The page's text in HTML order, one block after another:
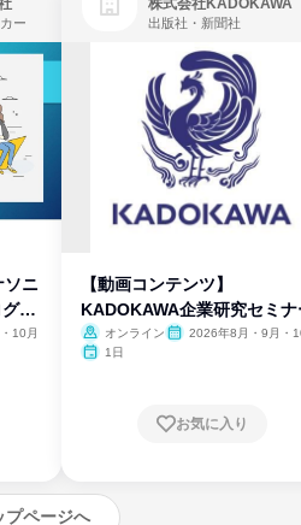
ー
ソニ
ラ
10月
株式会社KADOKAWA
出版社・新聞社
【動画コンテンツ】
KADOKAWA企業研究セミナ
オンライン
2026年8月・9月・
1日
お気に入り
プページへ